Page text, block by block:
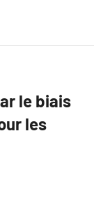
le biais
les